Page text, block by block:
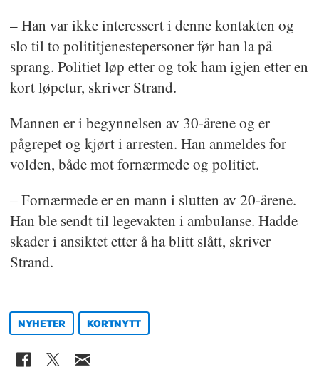
– Han var ikke interessert i denne kontakten og
slo til to polititjenestepersoner før han la på
sprang. Politiet løp etter og tok ham igjen etter en
kort løpetur, skriver Strand.
Mannen er i begynnelsen av 30-årene og er
pågrepet og kjørt i arresten. Han anmeldes for
volden, både mot fornærmede og politiet.
– Fornærmede er en mann i slutten av 20-årene.
Han ble sendt til legevakten i ambulanse. Hadde
skader i ansiktet etter å ha blitt slått, skriver
Strand.
NYHETER KORTNYTT